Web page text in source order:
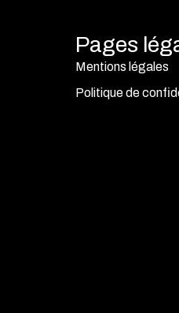
Pages
Mentions légales
Politique de